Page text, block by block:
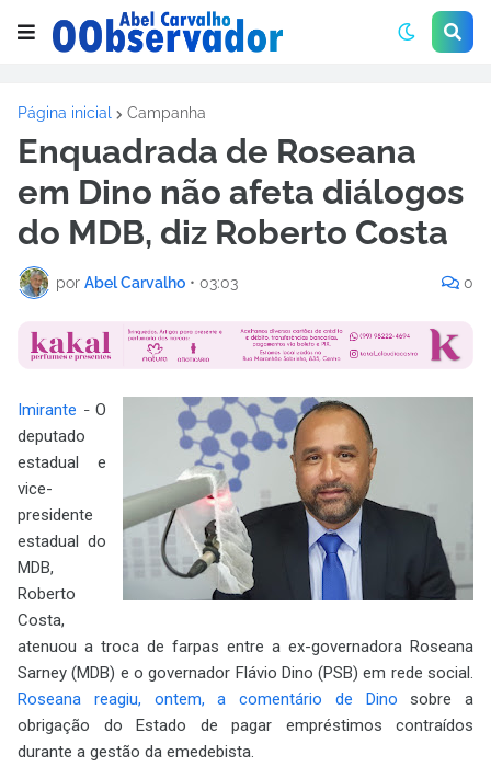
Página inicial Campanha
Enquadrada de Roseana
em Dino não afeta diálogos
do MDB, diz Roberto Costa
por Abel Carvalho • 03:03 0
Imirante - O
deputado
estadual e
vice-
presidente
estadual do
MDB,
Roberto
Costa,
atenuou a troca de farpas entre a ex-governadora Roseana
Sarney (MDB) e o governador Flávio Dino (PSB) em rede social.
Roseana reagiu, ontem, a comentário de Dino sobre a
obrigação do Estado de pagar empréstimos contraídos
durante a gestão da emedebista.